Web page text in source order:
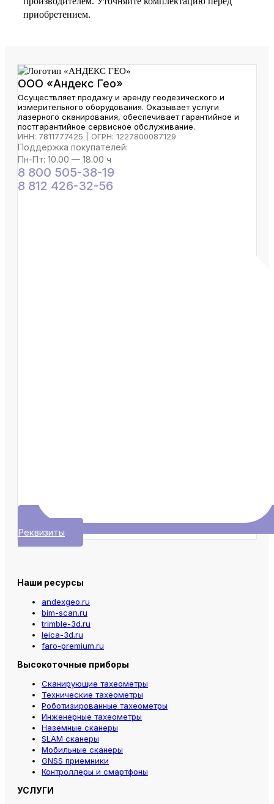
приобретением.
ООО «Андекс Гео»
Осуществляет продажу и аренду геодезического и
измерительного оборудования. Оказывает услуги
лазерного сканирования, обеспечивает гарантийное и
постгарантийное сервисное обслуживание.
ИНН: 7811777425 | ОГРН: 1227800087129
Поддержка покупателей:
Пн-Пт: 10.00 — 18.00 ч
8 800 505-38-19
8 812 426-32-56
Реквизиты
Наши ресурсы
andexgeo.ru
bim-scan.ru
trimble-3d.ru
leica-3d.ru
faro-premium.ru
Высокоточные приборы
Сканирующие тахеометры
Технические тахеометры
Роботизированные тахеометры
Инженерные тахеометры
Наземные сканеры
SLAM сканеры
Мобильные сканеры
GNSS приемники
Контроллеры и смартфоны
УСЛУГИ